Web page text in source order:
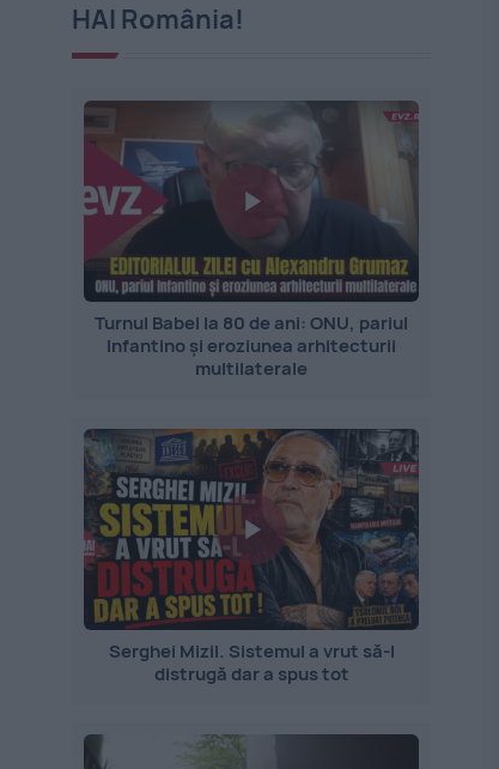
HAI România!
Turnul Babel la 80 de ani: ONU, pariul
Infantino și eroziunea arhitecturii
multilaterale
Serghei Mizil. Sistemul a vrut să-l
distrugă dar a spus tot